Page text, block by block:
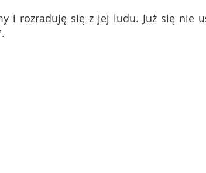
i rozraduję się z jej ludu. Już się nie